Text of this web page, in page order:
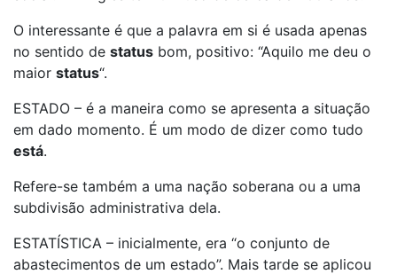
O interessante é que a palavra em si é usada apenas
no sentido de status bom, positivo: “Aquilo me deu o
maior status“.
ESTADO – é a maneira como se apresenta a situação
em dado momento. É um modo de dizer como tudo
está.
Refere-se também a uma nação soberana ou a uma
subdivisão administrativa dela.
ESTATÍSTICA – inicialmente, era “o conjunto de
abastecimentos de um estado”. Mais tarde se aplicou